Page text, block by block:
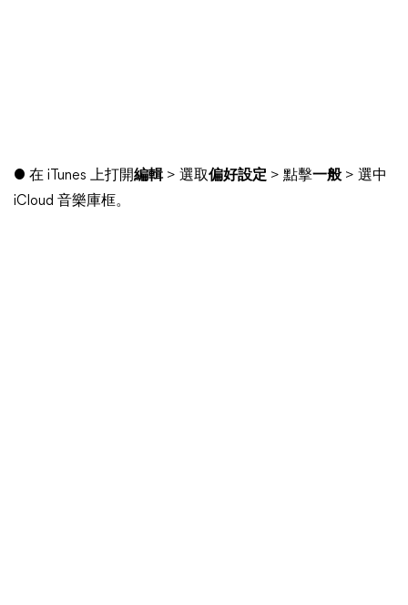
● 在 iTunes 上打開編輯> 選取偏好設定 > 點擊一般 > 選中
iCloud 音樂庫框。